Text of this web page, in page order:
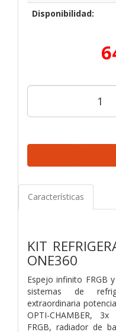
Disponibilidad:
Características
KIT
ONE360
Espejo infinito FRGB
sistemas de
extraordinaria
OPTI-CHAMBER,
FRGB, radiador de